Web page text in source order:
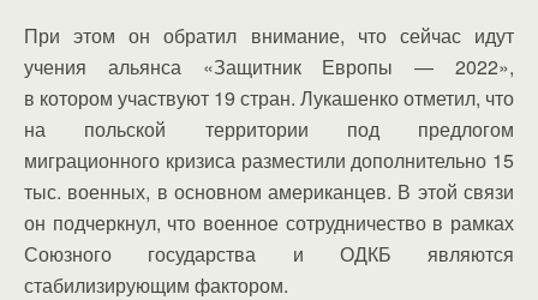
При этом он обратил внимание, что сейчас идут
учения альянса «Защитник Европы — 2022»,
в котором участвуют 19 стран. Лукашенко отметил, что
на польской территории под предлогом
миграционного кризиса разместили дополнительно 15
тыс. военных, в основном американцев. В этой связи
он подчеркнул, что военное сотрудничество в рамках
Союзного государства и ОДКБ являются
стабилизирующим фактором.